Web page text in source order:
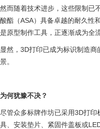
然而随着技术进步，这些限制已
酸酯（ASA）具备卓越的耐久性
是原型制作工具，正逐渐成为全
显然，3D打印已成为标识制造
景。
为何犹豫不决？
尽管众多标牌作坊已采用3D打
具、安装垫片、紧固件盖板或